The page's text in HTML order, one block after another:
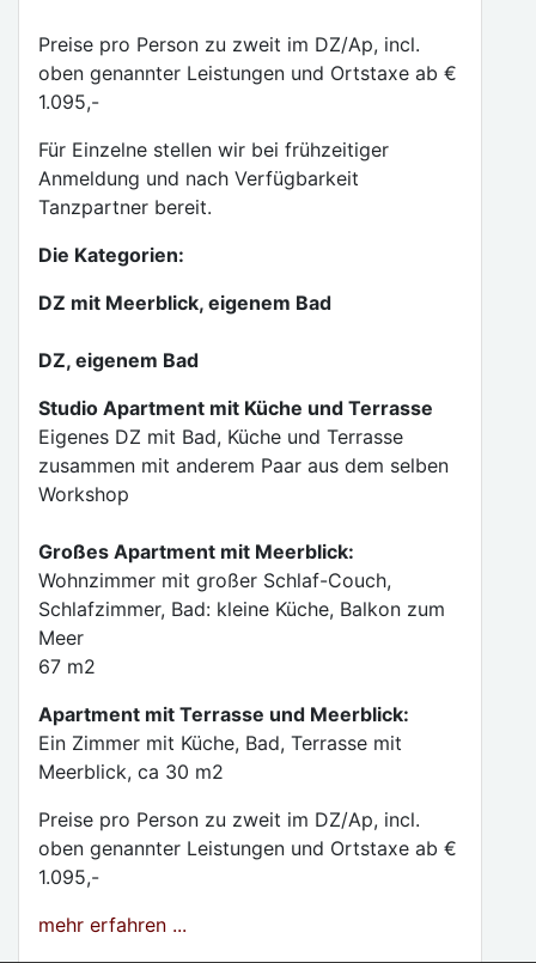
Preise pro Person zu zweit im DZ/Ap, incl.
oben genannter Leistungen und Ortstaxe ab €
1.095,-
Für Einzelne stellen wir bei frühzeitiger
Anmeldung und nach Verfügbarkeit
Tanzpartner bereit.
Die Kategorien:
DZ mit Meerblick, eigenem Bad
DZ, eigenem Bad
Studio Apartment mit Küche und Terrasse
Eigenes DZ mit Bad, Küche und Terrasse
zusammen mit anderem Paar aus dem selben
Workshop
Großes Apartment mit Meerblick:
Wohnzimmer mit großer Schlaf-Couch,
Schlafzimmer, Bad: kleine Küche, Balkon zum
Meer
67 m2
Apartment mit Terrasse und Meerblick:
Ein Zimmer mit Küche, Bad, Terrasse mit
Meerblick, ca 30 m2
Preise pro Person zu zweit im DZ/Ap, incl.
oben genannter Leistungen und Ortstaxe ab €
1.095,-
mehr erfahren ...